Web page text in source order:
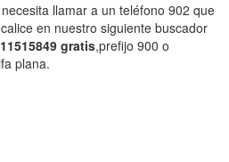
llamar a un teléfono 902 que
en nuestro siguiente buscador
gratis,prefijo 900 o
plana.